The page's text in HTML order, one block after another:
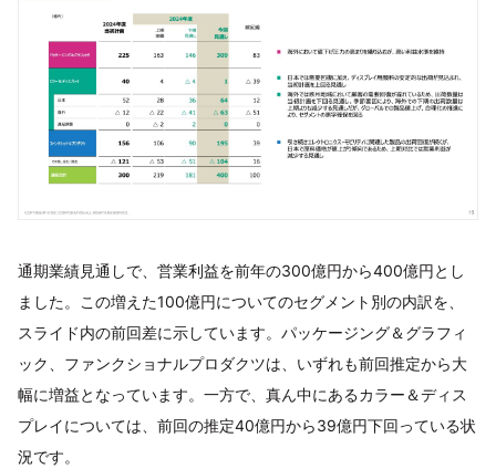
通期業績見通しで、営業利益を前年の300億円から400億円とし
ました。この増えた100億円についてのセグメント別の内訳を、
スライド内の前回差に示しています。パッケージング＆グラフィ
ック、ファンクショナルプロダクツは、いずれも前回推定から大
幅に増益となっています。一方で、真ん中にあるカラー＆ディス
プレイについては、前回の推定40億円から39億円下回っている状
況です。